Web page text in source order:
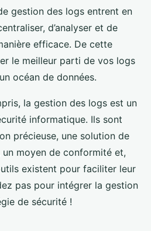
gestion des logs entrent en
d’analyser et de
efficace. De cette
le meilleur parti de vos logs
océan de données.
la gestion des logs est un
informatique. Ils sont
précieuse, une solution de
moyen de conformité et,
existent pour faciliter leur
pas pour intégrer la gestion
de sécurité !